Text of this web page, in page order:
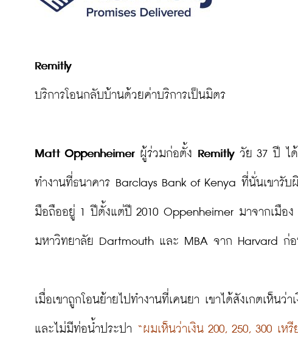
Remitly
บริการโอนกลับบ้านด้วยค่าบริการเป็นมิตร
Matt Oppenheimer ผู้ร่วมก่อตั้ง Remitly วัย 37 ปี ได้
ทำงานที่ธนาคาร Barclays Bank of Kenya ที่นั่นเขารั
มือถืออยู่ 1 ปีตั้งแต่ปี 2010 Oppenheimer มาจากเมือ
มหาวิทยาลัย Dartmouth และ MBA จาก Harvard ก่
เมื่อเขาถูกโอนย้ายไปทำงานที่เคนยา เขาได้สังเกตเห็น
และไม่มีท่อน้ำประปา “ผมเห็นว่าเงิน 200, 250, 300 เห